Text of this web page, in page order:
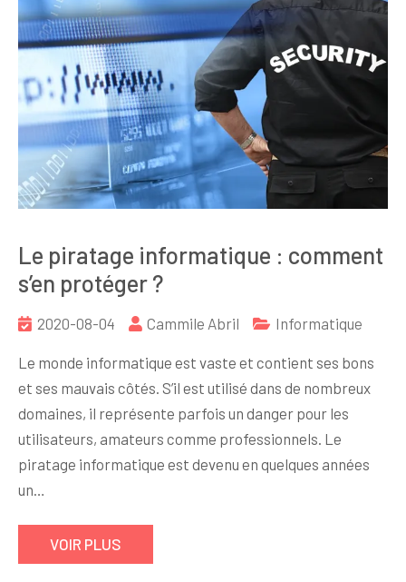
Le piratage informatique : comment
s’en protéger ?
2020-08-04 Cammile Abril Informatique
Le monde informatique est vaste et contient ses bons
et ses mauvais côtés. S’il est utilisé dans de nombreux
domaines, il représente parfois un danger pour les
utilisateurs, amateurs comme professionnels. Le
piratage informatique est devenu en quelques années
un…
VOIR PLUS